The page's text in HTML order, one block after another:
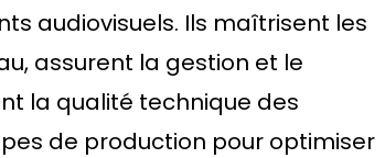
audiovisuels. Ils maîtrisent les
assurent la gestion et le
la qualité technique des
de production pour optimiser